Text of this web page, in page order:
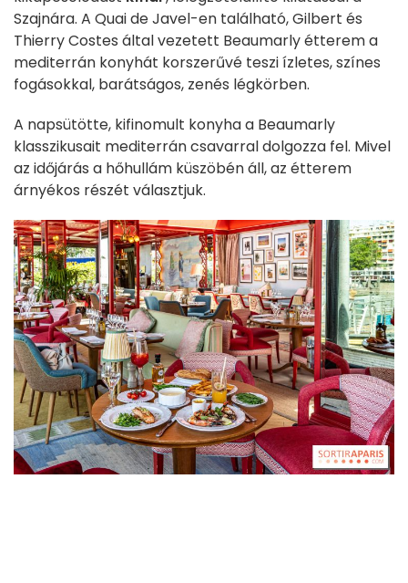
Szajnára. A Quai de Javel-en található, Gilbert és
Thierry Costes által vezetett Beaumarly étterem a
mediterrán konyhát korszerűvé teszi ízletes, színes
fogásokkal, barátságos, zenés légkörben.
A napsütötte, kifinomult konyha a Beaumarly
klasszikusait mediterrán csavarral dolgozza fel. Mivel
az időjárás a hőhullám küszöbén áll, az étterem
árnyékos részét választjuk.